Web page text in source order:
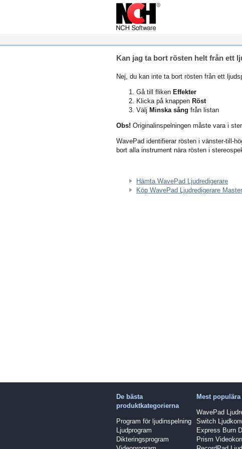
Kan jag ta bort rösten helt från ett
Nej, du kan inte ta bort rösten från ett
Gå till fliken Effekter
Klicka på knappen Röst
Välj Minska sång från listan
Obs! Originalinspelningen måste vara i
WavePad identifierar rösten i vänster-till-
bort alla instrument nära rösten i
Hämta WavePad Ljudredigerare
Köp WavePad Ljudredigerare
De bästa
produktkategorierna
Program för ljudinspelning
Ljudprogram
Dikteringsprogram
Mest
WavePad
Switch
Express Burn
Prism